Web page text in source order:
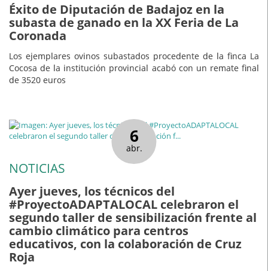
Éxito de Diputación de Badajoz en la
subasta de ganado en la XX Feria de La
Coronada
Los ejemplares ovinos subastados procedente de la finca La
Cocosa de la institución provincial acabó con un remate final
de 3520 euros
6
abr.
NOTICIAS
Ayer jueves, los técnicos del
#ProyectoADAPTALOCAL celebraron el
segundo taller de sensibilización frente al
cambio climático para centros
educativos, con la colaboración de Cruz
Roja